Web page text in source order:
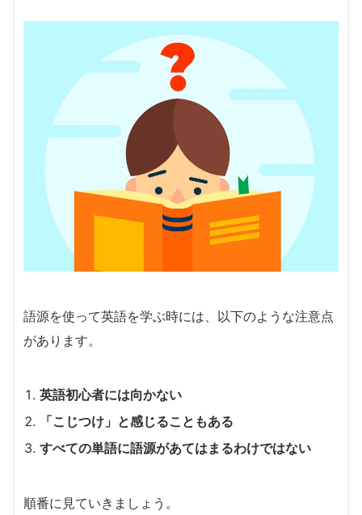
語源を使って英語を学ぶ時には、以下のような注意点
があります。
英語初心者には向かない
「こじつけ」と感じることもある
すべての単語に語源があてはまるわけではない
順番に見ていきましょう。